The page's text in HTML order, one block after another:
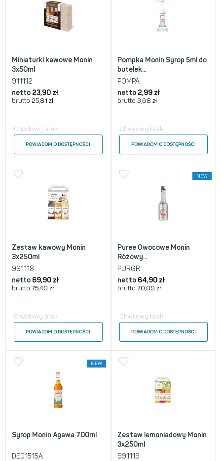
Miniaturki kawowe Monin
3x50ml
911112
netto 23,90 zł
brutto 25,81 zł
Chwilowy brak
POWIADOM O DOSTĘPNOŚCI
Pompka Monin Syrop 5ml do
butelek...
POMPA
netto 2,99 zł
brutto 3,68 zł
Chwilowy brak
POWIADOM O DOSTĘPNOŚCI
Zestaw kawowy Monin
3x250ml
991118
netto 69,90 zł
brutto 75,49 zł
Chwilowy brak
POWIADOM O DOSTĘPNOŚCI
NEW
Puree Owocowe Monin
Różowy...
PURGR
netto 64,90 zł
brutto 70,09 zł
Chwilowy brak
POWIADOM O DOSTĘPNOŚCI
NEW
Syrop Monin Agawa 700ml
DE01515A
Zestaw lemoniadowy Monin
3x250ml
991119